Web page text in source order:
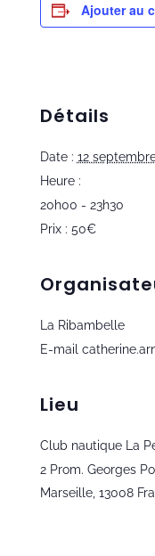
Ajouter au
Détails
Date : 12
Heure :
20h00 - 23h30
Prix : 50€
Lieu
Club nautique La
2 Prom. Georges
Marseille, 13008
La Ribambelle
E-mail